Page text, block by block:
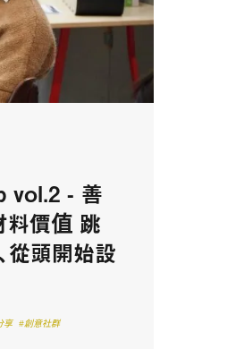
vol.2 - 善
料價值 跳
從頭開始設
享 #創意社群